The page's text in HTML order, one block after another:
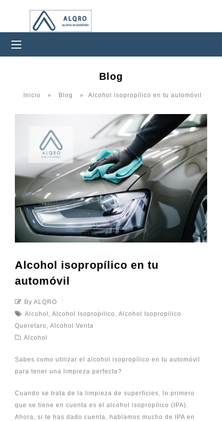
Blog
Inicio » Blog » Alcohol isopropílico en tu automóvil
Alcohol isopropílico en tu
automóvil
By ALQRO
Alcohol
Alcohol Isopropilico
Alcohol Isopropilico
Queretaro
Alcohol Venta
Alcohol
Sabes como utilizar el alcohol isopropílico en tu automóvil
para tener una limpieza perfecta?
Cuando se trata de la limpieza de superficies, lo primero
que se tiene en cuenta es el alcohol isopropílico (IPA).
Ahora, si te has dado cuenta, hablamos mucho de IPA en